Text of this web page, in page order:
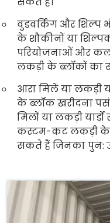
वुडवर्किंग और शिल्प
के शौकीनों या
परियोजनाओं और
लकड़ी के ब्लॉकों का
आरा मिलें या लकड़ी
के ब्लॉक खरीदना
मिलों या लकड़ी
कस्टम-कट लकड़ी के
सकते हैं जिनका पुन: